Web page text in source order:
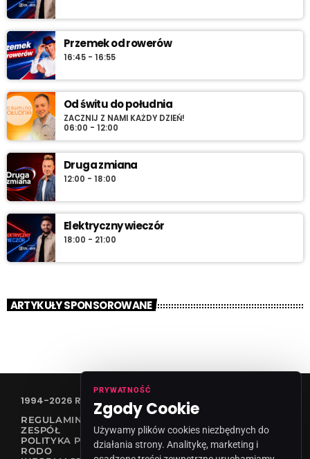
Przemek od rowerów
16:45 - 16:55
Od świtu do południa
ZACZNIJ Z NAMI KAŻDY DZIEŃ!
06:00 - 12:00
Druga zmiana
12:00 - 18:00
Elektryczny wieczór
18:00 - 21:00
ARTYKUŁY SPONSOROWANE
1994-2026 RADIO VANESSA SPÓŁKA Z O.O
REGULAMIN KONKURSÓW
ZESPÓŁ
POLITYKA PRYWATNOŚCI
RODO
PRYWATNOŚĆ
Zgody Cookie
Używamy plików cookies niezbędnych do
działania strony. Analitykę, marketing i